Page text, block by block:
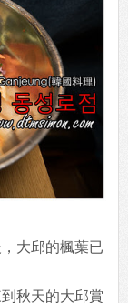
大邱的楓葉已
秋天的大邱賞